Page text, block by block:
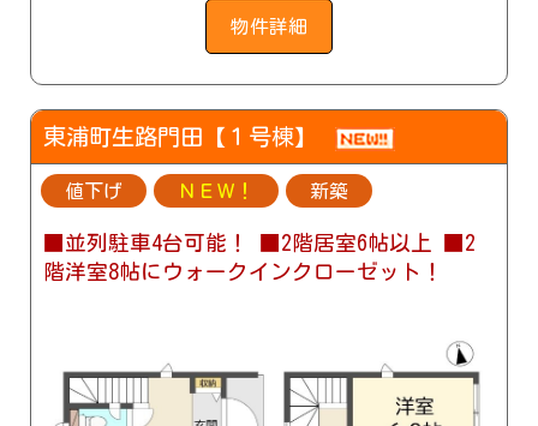
物件詳細
東浦町生路門田【１号棟】
値下げ ＮＥＷ！ 新築
■並列駐車4台可能！ ■2階居室6帖以上 ■2
階洋室8帖にウォークインクローゼット！